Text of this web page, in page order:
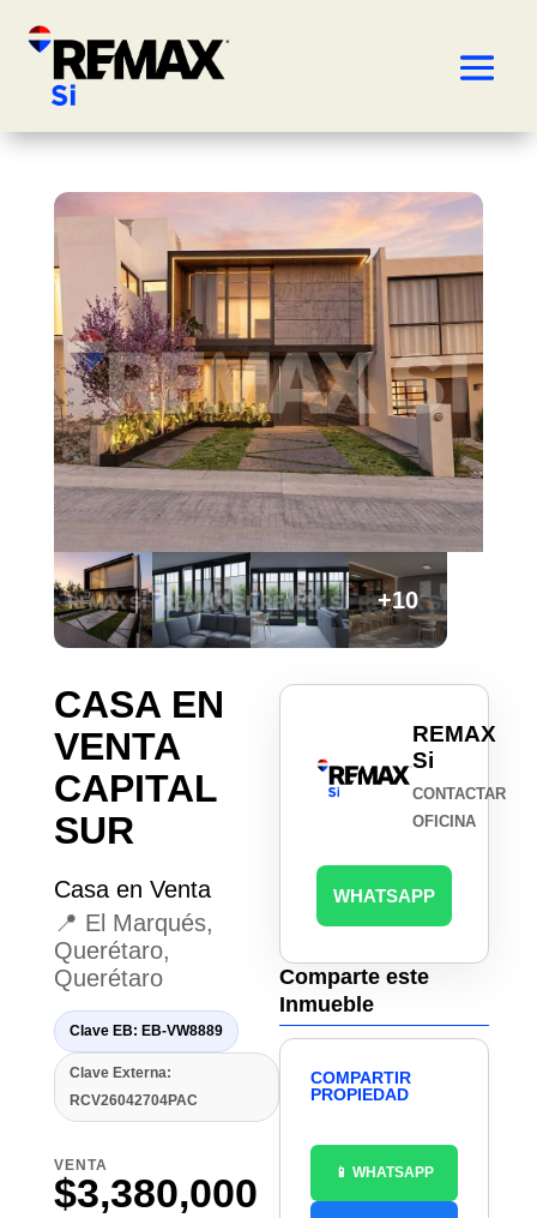
+10
CASA EN
VENTA
CAPITAL
SUR
Casa en Venta
📍 El Marqués,
Querétaro,
Querétaro
Clave EB: EB-VW8889
Clave Externa:
RCV26042704PAC
VENTA
$3,380,000
REMAX
Si
CONTACTAR
OFICINA
WHATSAPP
Comparte este
Inmueble
COMPARTIR
PROPIEDAD
📱 WHATSAPP